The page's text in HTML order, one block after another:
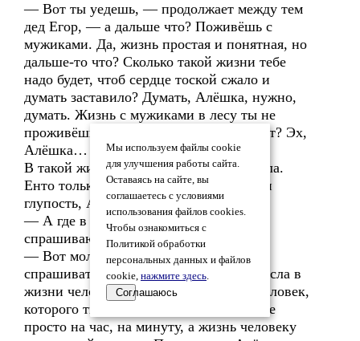
— Вот ты уедешь, — продолжает между тем
дед Егор, — а дальше что? Поживёшь с
мужиками. Да, жизнь простая и понятная, но
дальше-то что? Сколько такой жизни тебе
надо будет, чтоб сердце тоской сжало и
думать заставило? Думать, Алёшка, нужно,
думать. Жизнь с мужиками в лесу ты не
проживёшь. Да и что это за жизнь будет? Эх,
Алёшка…
В такой жизни ни смысла, ни коромысла.
Енто только ж срамота с неё. Пустота и
глупость, Алёшка.
— А где в ней смысл, дед Егор? —
спрашиваю с горькой усмешкой.
— Вот молодец, — дед улыбается, —
спрашивать начал. — Алёшка, для смысла в
жизни человек нужен. Хотя бы один человек,
которого ты счастливым сделаешь. И не
просто на час, на минуту, а жизнь человеку
Мы используем файлы cookie
для улучшения работы сайта.
Оставаясь на сайте, вы
соглашаетесь с условиями
использования файлов cookies.
Чтобы ознакомиться с
Политикой обработки
персональных данных и файлов
cookie, нажмите здесь.
Соглашаюсь